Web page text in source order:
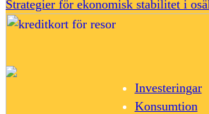
Strategier för ekonomisk stabilitet i
Investeringar
Konsumtion